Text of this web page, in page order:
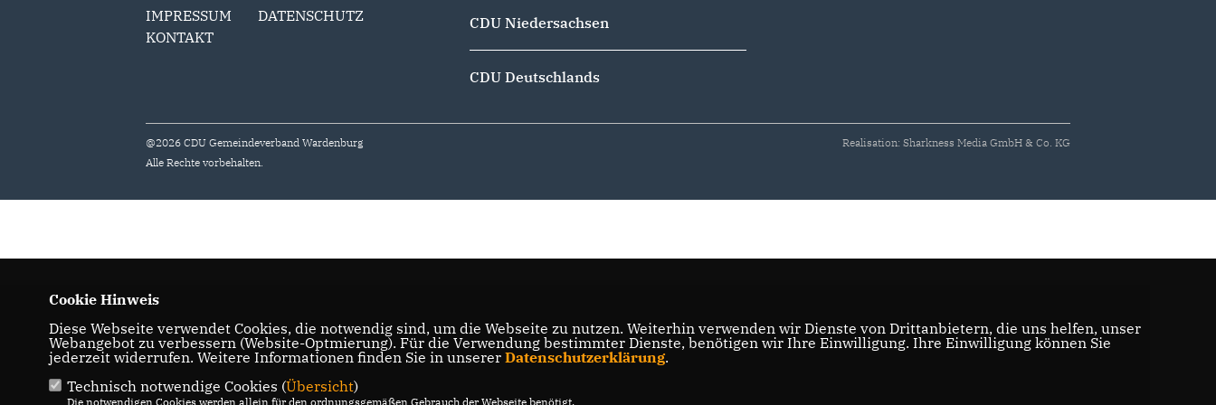
IMPRESSUM
DATENSCHUTZ
KONTAKT
CDU Niedersachsen
CDU Deutschlands
@2026 CDU Gemeindeverband Wardenburg
Alle Rechte vorbehalten.
Realisation: Sharkness Media GmbH & Co. KG
Cookie Hinweis
Diese Webseite verwendet Cookies, die notwendig sind, um die Webseite zu nutzen. Weiterhin verwenden wir Dienste von Drittanbietern, die uns helfen, unser
Webangebot zu verbessern (Website-Optmierung). Für die Verwendung bestimmter Dienste, benötigen wir Ihre Einwilligung. Ihre Einwilligung können Sie
jederzeit widerrufen. Weitere Informationen finden Sie in unserer Datenschutzerklärung.
Technisch notwendige Cookies (Übersicht)
Die notwendigen Cookies werden allein für den ordnungsgemäßen Gebrauch der Webseite benötigt.